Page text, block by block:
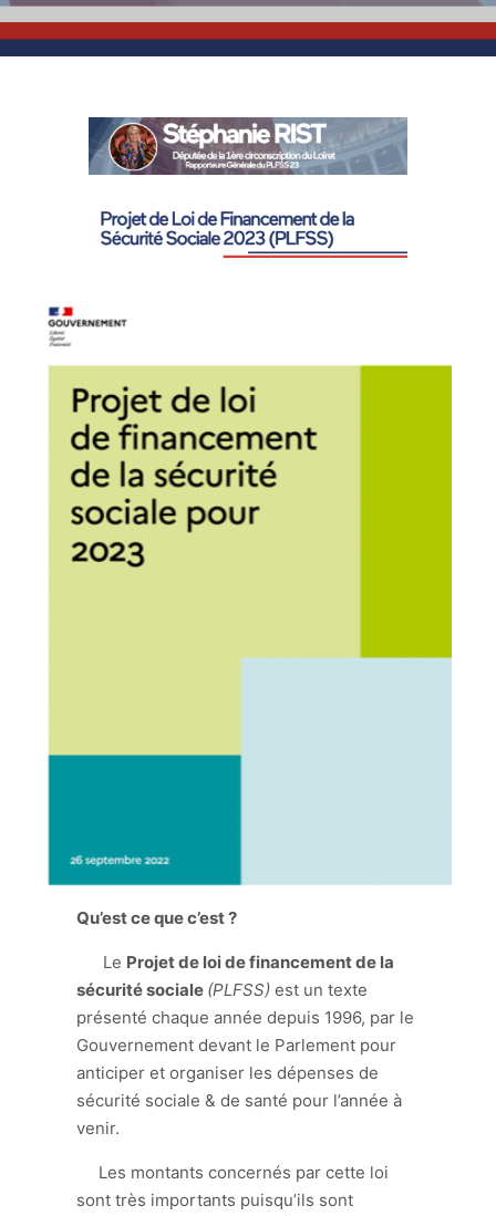
Qu’est ce que c’est ?
Le Projet de loi de financement de la
sécurité sociale (PLFSS) est un texte
présenté chaque année depuis 1996, par le
Gouvernement devant le Parlement pour
anticiper et organiser les dépenses de
sécurité sociale & de santé pour l’année à
venir.
Les montants concernés par cette loi
sont très importants puisqu’ils sont